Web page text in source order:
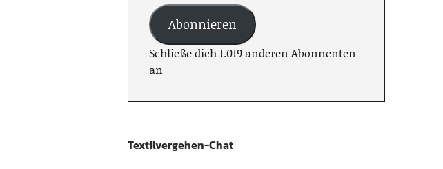
Abonnieren
Schließe dich 1.019 anderen Abonnenten
an
Textilvergehen-Chat